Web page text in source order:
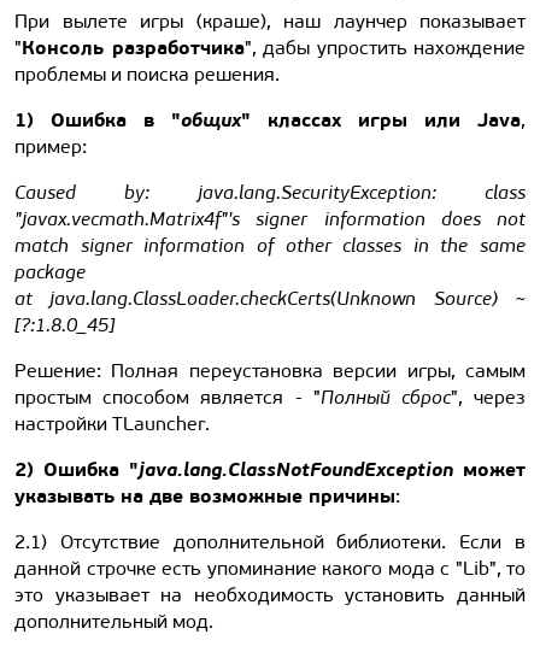
При вылете игры (краше), наш лаунчер показывает
"Консоль разработчика", дабы упростить нахождение
проблемы и поиска решения.
1) Ошибка в "общих" классах игры или Java,
пример:
Caused by: java.lang.SecurityException: class
"javax.vecmath.Matrix4f"'s signer information does not
match signer information of other classes in the same
package
at java.lang.ClassLoader.checkCerts(Unknown Source) ~
[?:1.8.0_45]
Решение: Полная переустановка версии игры, самым
простым способом является - "Полный сброс", через
настройки TLauncher.
2) Ошибка "java.lang.ClassNotFoundException может
указывать на две возможные причины:
2.1) Отсутствие дополнительной библиотеки. Если в
данной строчке есть упоминание какого мода с "Lib", то
это указывает на необходимость установить данный
дополнительный мод.